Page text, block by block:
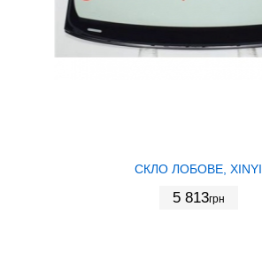
СКЛО ЛОБОВЕ, XINYI
5 813грн